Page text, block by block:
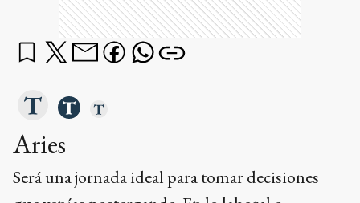
Aries
Será una jornada ideal para tomar decisiones